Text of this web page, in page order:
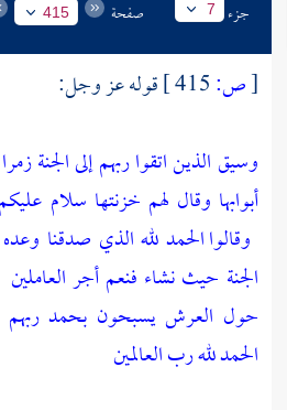
جزء 7 صفحة 415
[ص:
قوله عز وجل:
وسيق الذين اتقوا ربهم إلى الجنة
أبوابها وقال لهم خزنتها سلام
وقالوا الحمد لله الذي صدقنا
الجنة حيث نشاء فنعم أجر العاملين
حول العرش يسبحون بحمد ربهم
الحمد لله رب العالمين